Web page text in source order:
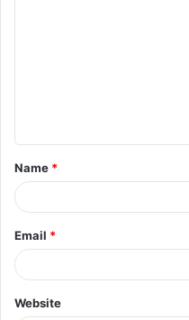
t
*
Name *
Email *
Website